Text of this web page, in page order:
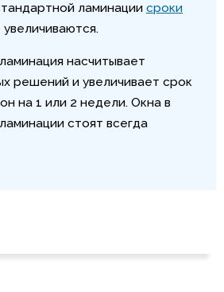
ламинации сроки
увеличиваются.
насчитывает
решений и увеличивает срок
на 1 или 2 недели. Окна в
стоят всегда